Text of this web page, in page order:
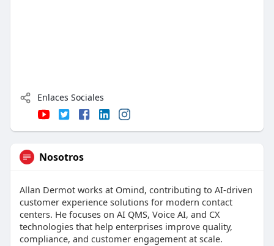
Enlaces Sociales
Nosotros
Allan Dermot works at Omind, contributing to AI-driven
customer experience solutions for modern contact
centers. He focuses on AI QMS, Voice AI, and CX
technologies that help enterprises improve quality,
compliance, and customer engagement at scale.